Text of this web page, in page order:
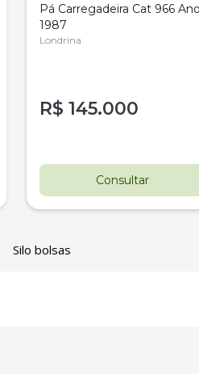
Pá Carregadeira Cat 966
1987
Londrina
R$ 145.000
Consultar
Silo bolsas